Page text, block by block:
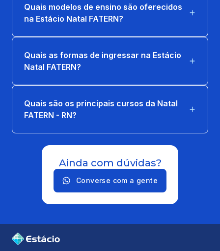
Quais modelos de ensino são oferecidos
na Estácio Natal FATERN?
Quais as formas de ingressar na Estácio
Natal FATERN?
Quais são os principais cursos da Natal
FATERN - RN?
Ainda com dúvidas?
Converse com a gente